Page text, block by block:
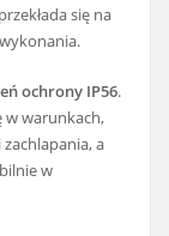
się na
ochrony IP56.
w warunkach,
a
w